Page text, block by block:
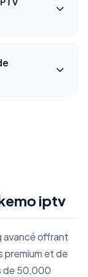
iptv
avancé offrant
premium et de
de 50,000